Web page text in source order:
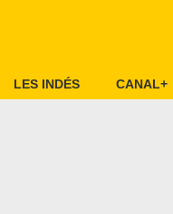
LES INDÉS CANAL+